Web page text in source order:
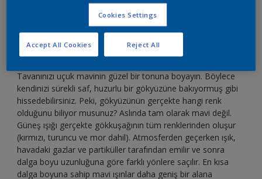
Tavanınızı uçuk mavinin güzel bir tonuna boyayın. Böylece
kendinizi sürekli saf, huzurlu bir gökyüzüne bakıyormuş gibi
hissedebilirsiniz. Peki, gökyüzünün gerçekte hangi renk
olduğunu biliyor musunuz? Aslında tam olarak mavi değil.
Güneş ışığı gerçekte gökkuşağının tüm renklerinden oluşur
(kırmızı, turuncu ve mor dahil). Atmosferden geçerken ışık,
havadaki gazlar ve partiküller tarafından emilir ve sonra
dalga boyu uzunluğuna göre farklı yönlere saçılır. En kısa
dalga boyuna sahip mavi ışınlar daha geniş bir alana
Cookies Settings
Reject All
Accept All Cookies